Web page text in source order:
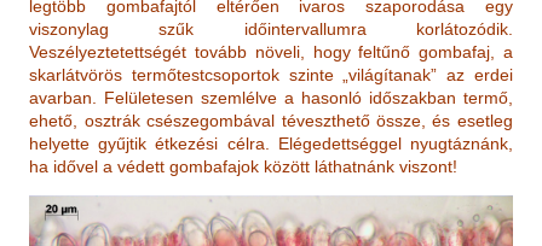
legtöbb gombafajtól eltérően ivaros szaporodása egy
viszonylag szűk időintervallumra korlátozódik.
Veszélyeztetettségét tovább növeli, hogy feltűnő gombafaj, a
skarlátvörös termőtestcsoportok szinte „világítanak” az erdei
avarban. Felületesen szemlélve a hasonló időszakban termő,
ehető, osztrák csészegombával téveszthető össze, és esetleg
helyette gyűjtik étkezési célra. Elégedettséggel nyugtáznánk,
ha idővel a védett gombafajok között láthatnánk viszont!